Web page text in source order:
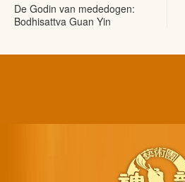
De Godin van mededogen:
Bodhisattva Guan Yin